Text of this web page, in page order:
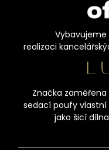
realizaci
Značka
sedací poufy vlastní
jako šicí